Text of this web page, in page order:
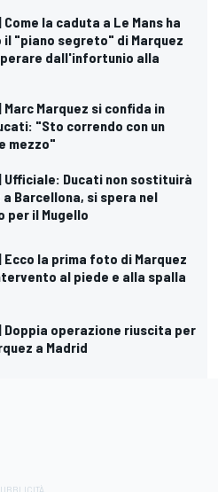
Come la caduta a Le Mans ha
"piano segreto" di Marquez
dall'infortunio alla
Marc Marquez si confida in
"Sto correndo con un
mezzo"
Ufficiale: Ducati non sostituirà
a Barcellona, si spera nel
per il Mugello
Ecco la prima foto di Marquez
al piede e alla spalla
Doppia operazione riuscita per
a Madrid